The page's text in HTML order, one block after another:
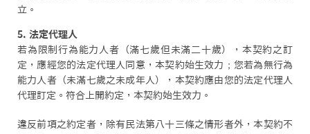
立。
5. 法定代理人
若為限制行為能力人者（滿七歲但未滿二十歲），本契約之訂
定，應經您的法定代理人同意，本契約始生效力；您若為無行為
能力人者（未滿七歲之未成年人），本契約應由您的法定代理人
代理訂定。符合上開約定，本契約始生效力。
違反前項之約定者，除有民法第八十三條之情形者外，本契約不